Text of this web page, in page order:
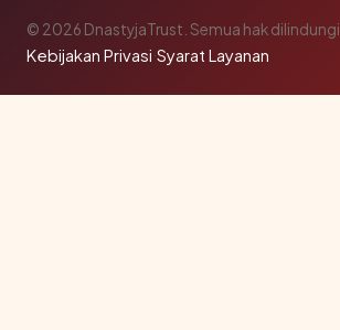
© 2026 DnastyjaTrust. Semua hak dilindungi.
Kebijakan Privasi·Syarat Layanan